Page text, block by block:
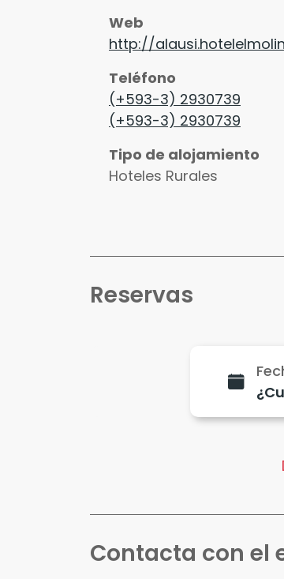
Web
http://
Teléfono
(+593-3) 2930739
(+593-3) 2930739
Tipo de alojamiento
Hoteles Rurales
Reservas
Contacta con el